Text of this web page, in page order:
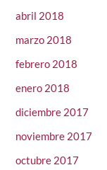
abril 2018
marzo 2018
febrero 2018
enero 2018
diciembre 2017
noviembre 2017
octubre 2017